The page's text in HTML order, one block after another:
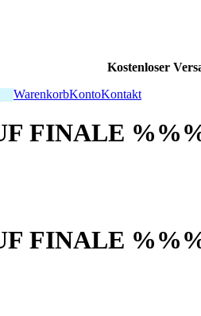
Kostenloser
WarenkorbKontoKontakt
FINALE
FINALE